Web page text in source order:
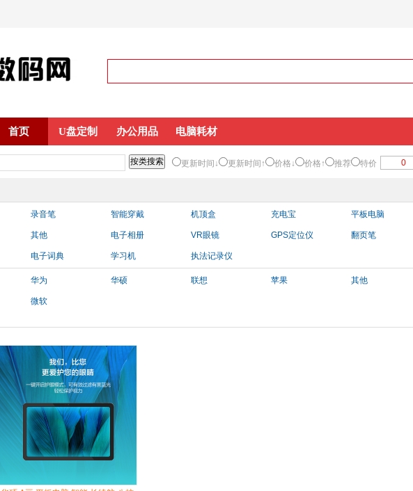
首页 U盘定制 办公用品 电脑耗材
更新时间↓ 更新时间↑ 价格↓ 价格↑ 推荐 特价
录音笔 智能穿戴 机顶盒 充电宝 平板电脑
其他 电子相册 VR眼镜 GPS定位仪 翻页笔
电子词典 学习机 执法记录仪
华为 华硕 联想 苹果 其他
微软